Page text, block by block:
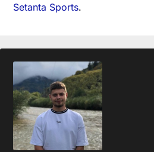
Setanta Sports.